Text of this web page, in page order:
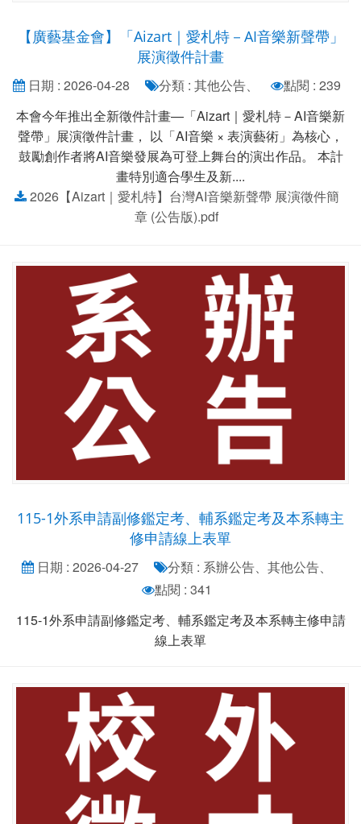
【廣藝基金會】「Aizart｜愛札特－AI音樂新聲帶」
展演徵件計畫
日期 : 2026-04-28 分類 : 其他公告、
點閱 : 239
本會今年推出全新徵件計畫—「Aizart｜愛札特－AI音樂新
聲帶」展演徵件計畫， 以「AI音樂 × 表演藝術」為核心，
鼓勵創作者將AI音樂發展為可登上舞台的演出作品。 本計
畫特別適合學生及新....
2026【Aizart｜愛札特】台灣AI音樂新聲帶 展演徵件簡
章 (公告版).pdf
115-1外系申請副修鑑定考、輔系鑑定考及本系轉主
修申請線上表單
日期 : 2026-04-27
分類 : 系辦公告、其他公告、
點閱 : 341
115-1外系申請副修鑑定考、輔系鑑定考及本系轉主修申請
線上表單